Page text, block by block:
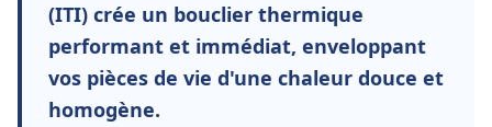
(ITI) crée un bouclier thermique
performant et immédiat, enveloppant
vos pièces de vie d'une chaleur douce et
homogène.